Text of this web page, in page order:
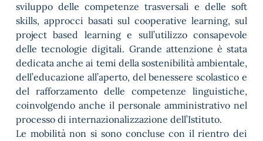
sviluppo delle competenze trasversali e delle soft
skills, approcci basati sul cooperative learning, sul
project based learning e sull’utilizzo consapevole
delle tecnologie digitali. Grande attenzione è stata
dedicata anche ai temi della sostenibilità ambientale,
dell’educazione all’aperto, del benessere scolastico e
del rafforzamento delle competenze linguistiche,
coinvolgendo anche il personale amministrativo nel
processo di internazionalizzazione dell’Istituto.
Le mobilità non si sono concluse con il rientro dei